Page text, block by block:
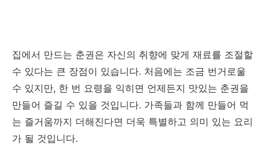
집에서 만드는 춘권은 자신의 취향에 맞게 재료를 조절할
수 있다는 큰 장점이 있습니다. 처음에는 조금 번거로울
수 있지만, 한 번 요령을 익히면 언제든지 맛있는 춘권을
만들어 즐길 수 있을 것입니다. 가족들과 함께 만들어 먹
는 즐거움까지 더해진다면 더욱 특별하고 의미 있는 요리
가 될 것입니다.